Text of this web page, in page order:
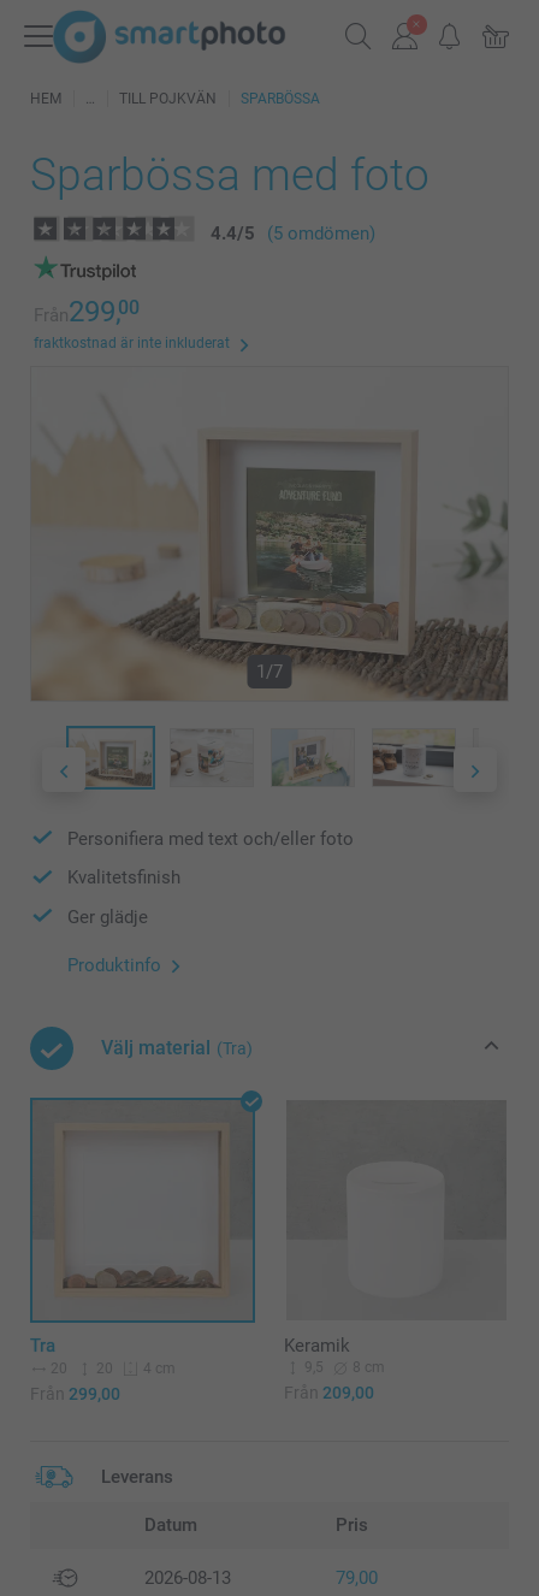
HEM TILL POJKVÄN SPARBÖSSA
Sparbössa med foto
4.4/5 (5 omdömen)
Från299,00
fraktkostnad är inte inkluderat
1/7
Personifiera med text och/eller foto
Kvalitetsfinish
Ger glädje
Produktinfo
Välj material (Tra)
Tra
20 20 4 cm
Från 299,00
Keramik
9,5 8 cm
Från 209,00
Leverans
Datum Pris
2026-08-13 79,00